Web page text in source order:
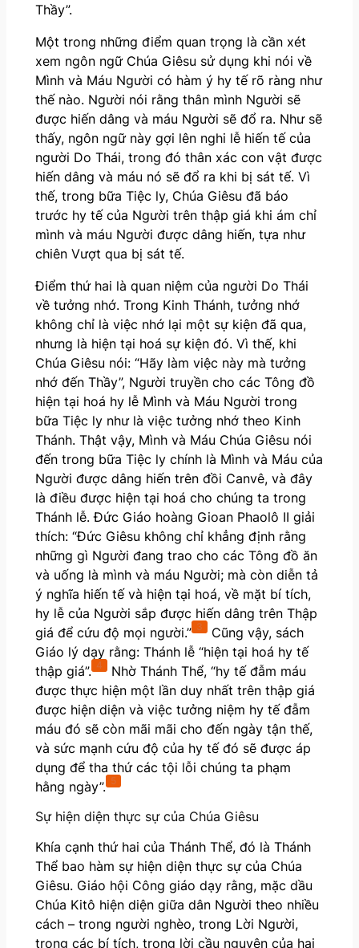
Thầy”.
Một trong những điểm quan trọng là cần xét
xem ngôn ngữ Chúa Giêsu sử dụng khi nói về
Mình và Máu Người có hàm ý hy tế rõ ràng như
thế nào. Người nói rằng thân mình Người sẽ
được hiến dâng và máu Người sẽ đổ ra. Như sẽ
thấy, ngôn ngữ này gợi lên nghi lễ hiến tế của
người Do Thái, trong đó thân xác con vật được
hiến dâng và máu nó sẽ đổ ra khi bị sát tế. Vì
thế, trong bữa Tiệc ly, Chúa Giêsu đã báo
trước hy tế của Người trên thập giá khi ám chỉ
mình và máu Người được dâng hiến, tựa như
chiên Vượt qua bị sát tế.
Điểm thứ hai là quan niệm của người Do Thái
về tưởng nhớ. Trong Kinh Thánh, tưởng nhớ
không chỉ là việc nhớ lại một sự kiện đã qua,
nhưng là hiện tại hoá sự kiện đó. Vì thế, khi
Chúa Giêsu nói: “Hãy làm việc này mà tưởng
nhớ đến Thầy”, Người truyền cho các Tông đồ
hiện tại hoá hy lễ Mình và Máu Người trong
bữa Tiệc ly như là việc tưởng nhớ theo Kinh
Thánh. Thật vậy, Mình và Máu Chúa Giêsu nói
đến trong bữa Tiệc ly chính là Mình và Máu của
Người được dâng hiến trên đồi Canvê, và đây
là điều được hiện tại hoá cho chúng ta trong
Thánh lễ. Đức Giáo hoàng Gioan Phaolô II giải
thích: “Đức Giêsu không chỉ khẳng định rằng
những gì Người đang trao cho các Tông đồ ăn
và uống là mình và máu Người; mà còn diễn tả
ý nghĩa hiến tế và hiện tại hoá, về mặt bí tích,
hy lễ của Người sắp được hiến dâng trên Thập
giá để cứu độ mọi người.” 3 Cũng vậy, sách
Giáo lý dạy rằng: Thánh lễ “hiện tại hoá hy tế
thập giá”. 4 Nhờ Thánh Thể, “hy tế đẫm máu
được thực hiện một lần duy nhất trên thập giá
được hiện diện và việc tưởng niệm hy tế đẫm
máu đó sẽ còn mãi mãi cho đến ngày tận thế,
và sức mạnh cứu độ của hy tế đó sẽ được áp
dụng để tha thứ các tội lỗi chúng ta phạm
hằng ngày”. 5
Sự hiện diện thực sự của Chúa Giêsu
Khía cạnh thứ hai của Thánh Thể, đó là Thánh
Thể bao hàm sự hiện diện thực sự của Chúa
Giêsu. Giáo hội Công giáo dạy rằng, mặc dầu
Chúa Kitô hiện diện giữa dân Người theo nhiều
cách – trong người nghèo, trong Lời Người,
trong các bí tích, trong lời cầu nguyện của hai